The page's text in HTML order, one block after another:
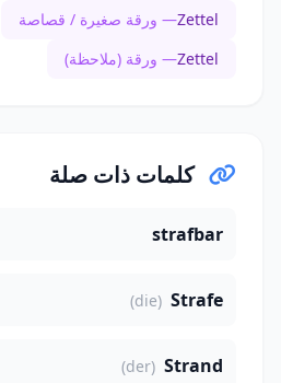
Zettel— ورقة صغيرة / قصاصة
Zettel— ورقة (ملاحظة)
كلمات ذات صلة
strafbar
Strafe
(die)
Strand
(der)